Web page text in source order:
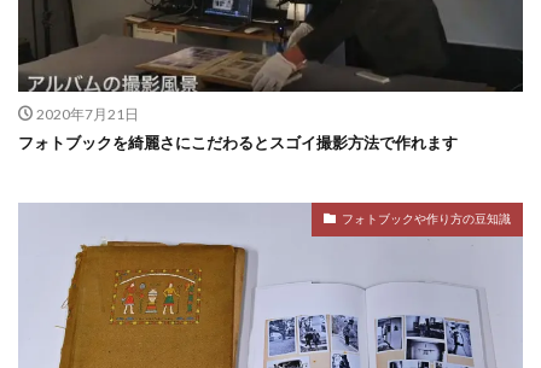
2020年7月21日
フォトブックを綺麗さにこだわるとスゴイ撮影方法で作れます
フォトブックや作り方の豆知識